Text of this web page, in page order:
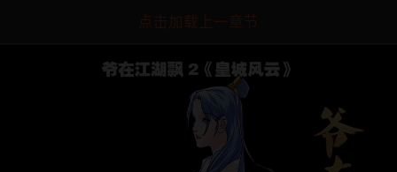
点击加载上一章节